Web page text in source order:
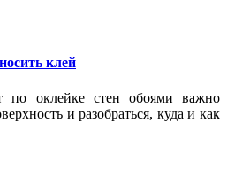
клей
по оклейке стен обоями важно
и разобраться, куда и как